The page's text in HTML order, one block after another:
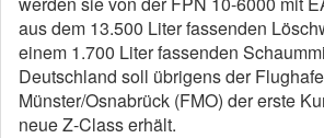
aus dem 13.500 Liter fassenden
einem 1.700 Liter fassenden
Deutschland soll übrigens der
Münster/Osnabrück (FMO) der erste
neue Z-Class erhält.